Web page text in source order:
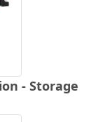
- Storage